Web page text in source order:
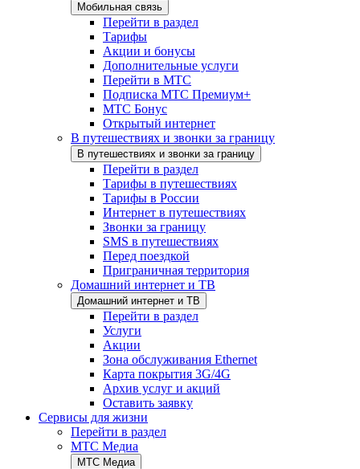
Мобильная связь
Перейти в раздел
Тарифы
Акции и бонусы
Дополнительные услуги
Перейти в МТС
Подписка МТС Премиум+
МТС Бонус
Открытый интернет
В путешествиях и звонки за границу
В путешествиях и звонки за границу
Перейти в раздел
Тарифы в путешествиях
Тарифы в России
Интернет в путешествиях
Звонки за границу
SMS в путешествиях
Перед поездкой
Приграничная территория
Домашний интернет и ТВ
Домашний интернет и ТВ
Перейти в раздел
Услуги
Акции
Зона обслуживания Ethernet
Карта покрытия 3G/4G
Архив услуг и акций
Оставить заявку
Сервисы для жизни
Перейти в раздел
МТС Медиа
МТС Медиа